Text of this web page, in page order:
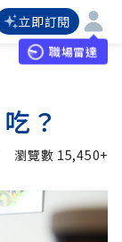
立即訂閱
職場雷達
？
瀏覽數 15,450+